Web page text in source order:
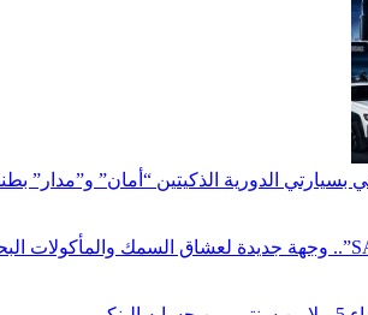
بسيارتي الدورية الذكيتين “أمان” و”مدار”